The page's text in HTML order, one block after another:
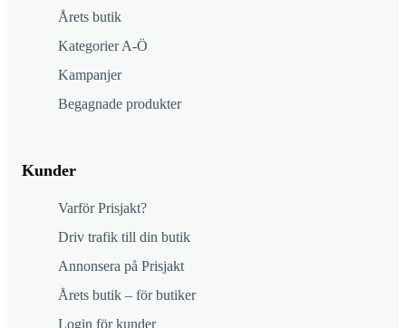
Årets butik
Kategorier A-Ö
Kampanjer
Begagnade produkter
Kunder
Varför Prisjakt?
Driv trafik till din butik
Annonsera på Prisjakt
Årets butik – för butiker
Login för kunder